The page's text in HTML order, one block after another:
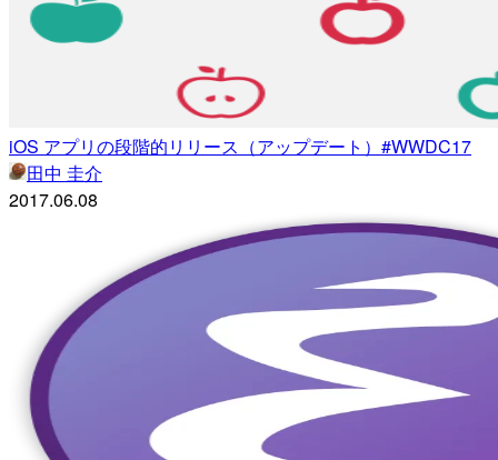
iOS アプリの段階的リリース（アップデート）#WWDC17
田中 圭介
2017.06.08